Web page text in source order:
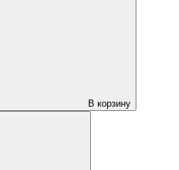
В корзину